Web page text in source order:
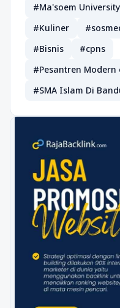
#Ma'soem University
#Kuliner
#Bisnis
#cpns
#Pesantren Modern
#SMA Islam Di